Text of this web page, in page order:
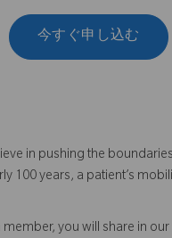
今すぐ申し込む
in pushing the
100 years, a patient’s
you will share in